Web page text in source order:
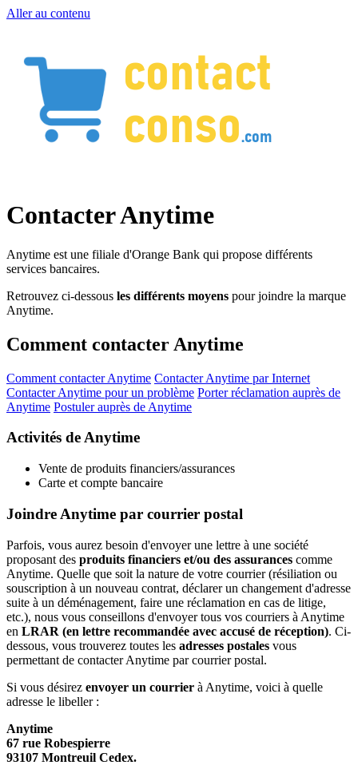
Aller au contenu
Contacter Anytime
Anytime est une filiale d'Orange Bank qui propose différents
services bancaires.
Retrouvez ci-dessous les différents moyens pour joindre la marque
Anytime.
Comment contacter Anytime
Comment contacter Anytime Contacter Anytime par Internet
Contacter Anytime pour un problème Porter réclamation auprès de
Anytime Postuler auprès de Anytime
Activités de Anytime
Vente de produits financiers/assurances
Carte et compte bancaire
Joindre Anytime par courrier postal
Parfois, vous aurez besoin d'envoyer une lettre à une société
proposant des produits financiers et/ou des assurances comme
Anytime. Quelle que soit la nature de votre courrier (résiliation ou
souscription à un nouveau contrat, déclarer un changement d'adresse
suite à un déménagement, faire une réclamation en cas de litige,
etc.), nous vous conseillons d'envoyer tous vos courriers à Anytime
en LRAR (en lettre recommandée avec accusé de réception). Ci-
dessous, vous trouverez toutes les adresses postales vous
permettant de contacter Anytime par courrier postal.
Si vous désirez envoyer un courrier à Anytime, voici à quelle
adresse le libeller :
Anytime
67 rue Robespierre
93107 Montreuil Cedex.